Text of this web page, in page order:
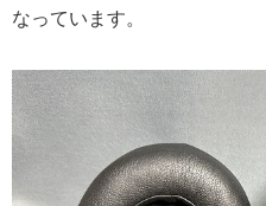
なっています。